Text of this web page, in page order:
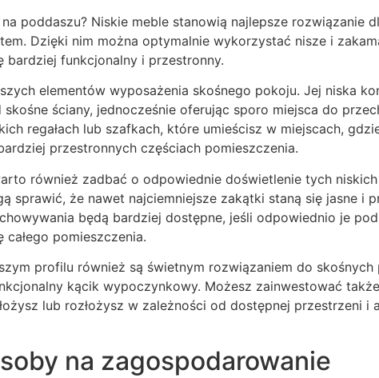
poddaszu? Niskie meble stanowią najlepsze rozwiązanie
Dzięki nim można optymalnie wykorzystać nisze i
bardziej funkcjonalny i przestronny.
elementów wyposażenia skośnego pokoju. Jej niska
ściany, jednocześnie oferując sporo miejsca do
regałach lub szafkach, które umieścisz w miejscach,
przestronnych częściach pomieszczenia.
również zadbać o odpowiednie doświetlenie tych niskich
sprawić, że nawet najciemniejsze zakątki staną się jasne i
będą bardziej dostępne, jeśli odpowiednio je
pomieszczenia.
profilu również są świetnym rozwiązaniem do skośnych
kącik wypoczynkowy. Możesz zainwestować
lub rozłożysz w zależności od dostępnej przestrzeni i
na zagospodarowanie